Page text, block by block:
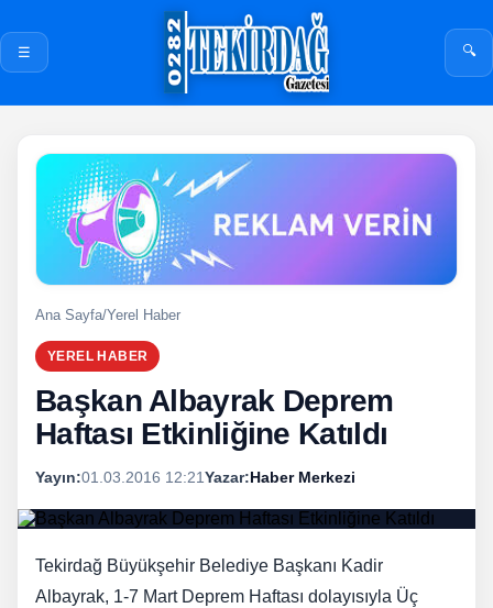
☰ 🔍
Ana Sayfa/Yerel Haber
YEREL HABER
Başkan Albayrak Deprem
Haftası Etkinliğine Katıldı
Yayın:01.03.2016 12:21Yazar:Haber Merkezi
Tekirdağ Büyükşehir Belediye Başkanı Kadir
Albayrak, 1-7 Mart Deprem Haftası dolayısıyla Üç